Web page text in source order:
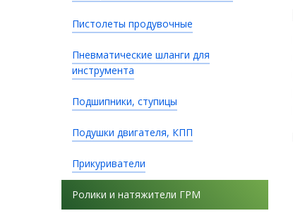
Пистолеты продувочные
Пневматические шланги для
инструмента
Подшипники, ступицы
Подушки двигателя, КПП
Прикуриватели
Ролики и натяжители ГРМ